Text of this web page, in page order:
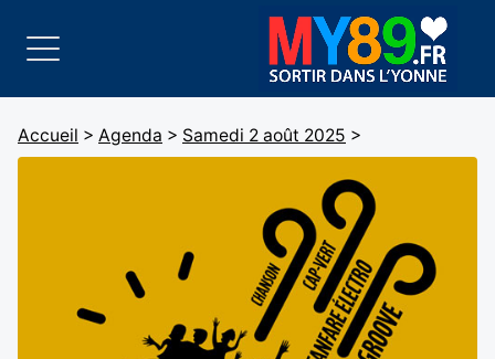
Accueil > Agenda > Samedi 2 août 2025 >